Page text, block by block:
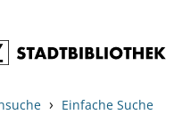
› Einfache Suche